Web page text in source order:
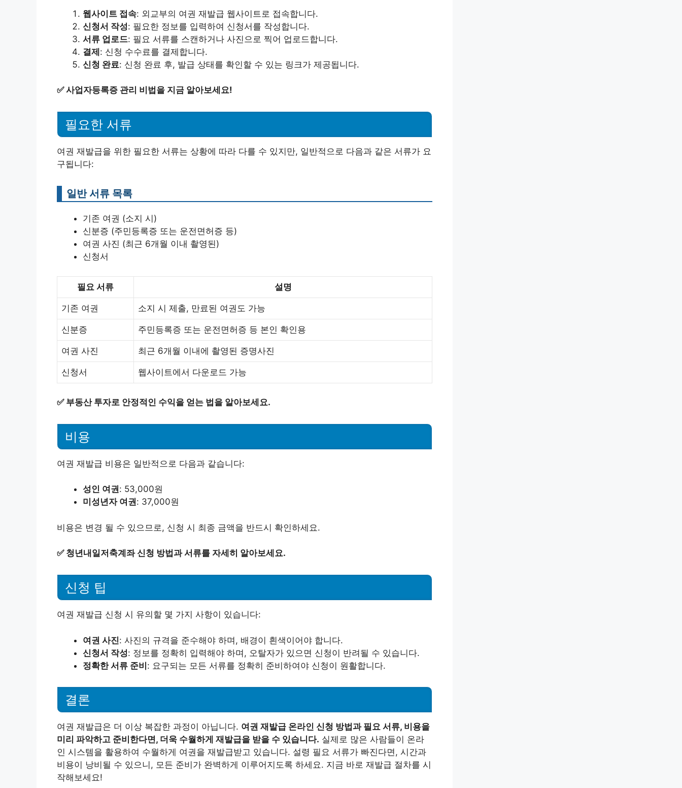
웹사이트 접속: 외교부의 여권 재발급 웹사이트로 접속합니다.
신청서 작성: 필요한 정보를 입력하여 신청서를 작성합니다.
서류 업로드: 필요 서류를 스캔하거나 사진으로 찍어 업로드합니다.
결제: 신청 수수료를 결제합니다.
신청 완료: 신청 완료 후, 발급 상태를 확인할 수 있는 링크가 제공됩니다.
✅사업자등록증 관리 비법을 지금 알아보세요!
필요한 서류
여권 재발급을 위한 필요한 서류는 상황에 따라 다를 수 있지만, 일반적으로 다음과 같은 서류가 요
구됩니다:
일반 서류 목록
기존 여권 (소지 시)
신분증 (주민등록증 또는 운전면허증 등)
여권 사진 (최근 6개월 이내 촬영된)
신청서
필요 서류 설명
기존 여권 소지 시 제출, 만료된 여권도 가능
신분증 주민등록증 또는 운전면허증 등 본인 확인용
여권 사진 최근 6개월 이내에 촬영된 증명사진
신청서 웹사이트에서 다운로드 가능
✅ 부동산 투자로 안정적인 수익을 얻는 법을 알아보세요.
비용
여권 재발급 비용은 일반적으로 다음과 같습니다:
성인 여권: 53,000원
미성년자 여권: 37,000원
비용은 변경 될 수 있으므로, 신청 시 최종 금액을 반드시 확인하세요.
✅ 청년내일저축계좌 신청 방법과 서류를 자세히 알아보세요.
신청 팁
여권 재발급 신청 시 유의할 몇 가지 사항이 있습니다:
여권 사진: 사진의 규격을 준수해야 하며, 배경이 흰색이어야 합니다.
신청서 작성: 정보를 정확히 입력해야 하며, 오탈자가 있으면 신청이 반려될 수 있습니다.
정확한 서류 준비: 요구되는 모든 서류를 정확히 준비하여야 신청이 원활합니다.
결론
여권 재발급은 더 이상 복잡한 과정이 아닙니다. 여권 재발급 온라인 신청 방법과 필요 서류, 비용을
미리 파악하고 준비한다면, 더욱 수월하게 재발급을 받을 수 있습니다. 실제로 많은 사람들이 온라
인 시스템을 활용하여 수월하게 여권을 재발급받고 있습니다. 설령 필요 서류가 빠진다면, 시간과
비용이 낭비될 수 있으니, 모든 준비가 완벽하게 이루어지도록 하세요. 지금 바로 재발급 절차를 시
작해보세요!